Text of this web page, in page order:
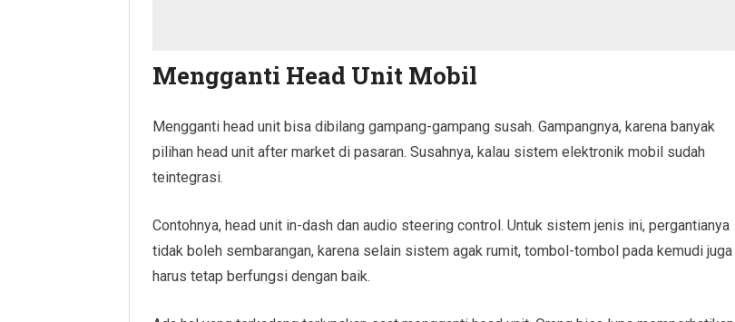
Mengganti Head Unit Mobil
Mengganti head unit bisa dibilang gampang-gampang susah. Gampangnya, karena banyak
pilihan head unit after market di pasaran. Susahnya, kalau sistem elektronik mobil sudah
teintegrasi.
Contohnya, head unit in-dash dan audio steering control. Untuk sistem jenis ini, pergantianya
tidak boleh sembarangan, karena selain sistem agak rumit, tombol-tombol pada kemudi juga
harus tetap berfungsi dengan baik.